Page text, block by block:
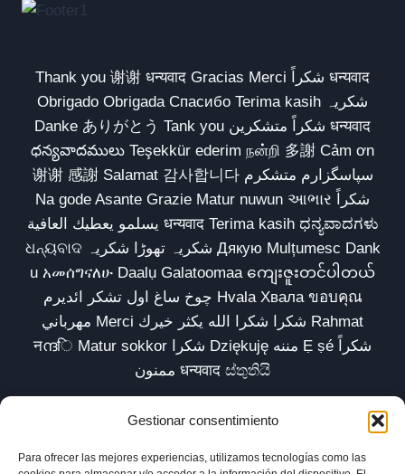
Gestionar consentimiento
Para ofrecer las mejores experiencias, utilizamos tecnologías como las
Thank you 谢谢 धन्यवाद Gracias Merci شكراً धन्यवाद
Obrigado Obrigada Спасибо Terima kasih شکریہ
Danke ありがとう Tank you شكراً متشكرين धन्यवाद
ధన్యవాదములు Teşekkür ederim நன்றி 多謝 Cảm ơn
谢谢 感謝 Salamat 감사합니다 سپاسگزارم متشکرم
Na gode Asante Grazie Matur nuwun આભાર شكراً
يسلمو يعطيك العافية धन्यवाद Terima kasih ಧನ್ಯವಾದಗಳು
ଧନ୍ୟବାଦ شکریہ تھوڑا شکریہ Дякую Mulțumesc Dank
u አመሰግናለሁ Daalụ Galatoomaa ကျေးဇူးတင်ပါတယ်
چوخ ساغ اول تشکر ائدیرم Hvala Хвала ขอบคุณ
مهرباني Merci شكرا شكرا الله يكثر خيرك Rahmat
नന്ദि Matur sokkor شكرا Dziękuję مننه Ẹ ṣé شكراً
ممنون धन्यवाद ස්තුතියි
Inicio Biblioteca Parábolas TV Comunidad